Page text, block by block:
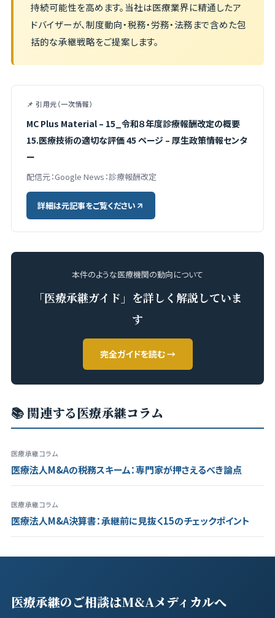
持続可能性を高めます。当社は医療業界に精通したア
ドバイザーが、制度動向・税務・労務・法務まで含めた包
括的な承継戦略をご提案します。
📌 引用元（一次情報）
MC Plus Material – 15_令和８年度診療報酬改定の概要
15.医療技術の適切な評価 45 ページ – 厚生政策情報センタ
ー
配信元：Google News：診療報酬改定
詳細は元記事をご覧ください
本件のような医療機関の動向について
「医療承継ガイド」を詳しく解説していま
す
完全ガイドを読む →
📚 関連する医療承継コラム
医療承継コラム
医療法人M&Aの税務スキーム：専門家が押さえるべき論点
医療承継コラム
医療法人M&A決算書：承継前に見抜く15のチェックポイント
医療承継のご相談はM&Aメディカルへ